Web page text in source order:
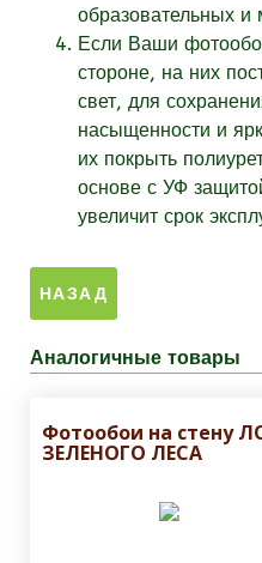
образовательных и
Если Ваши
стороне, на них
свет, для
насыщенности и
их покрыть
основе с УФ
увеличит срок
Аналогичные товары
Фотообои на стену
ЗЕЛЕНОГО ЛЕСА